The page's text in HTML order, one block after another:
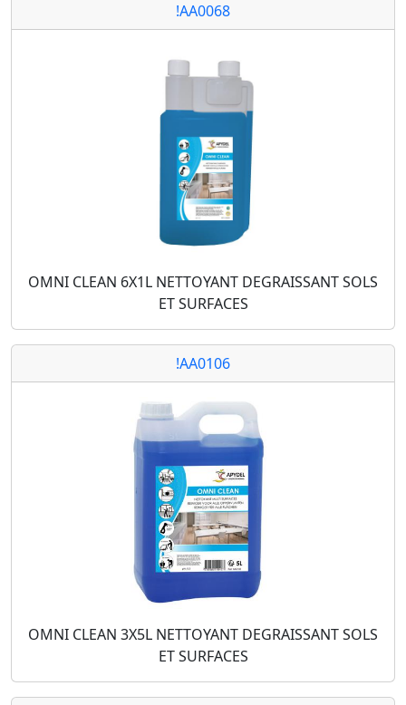
!AA0068
OMNI CLEAN 6X1L NETTOYANT DEGRAISSANT SOLS
ET SURFACES
!AA0106
OMNI CLEAN 3X5L NETTOYANT DEGRAISSANT SOLS
ET SURFACES